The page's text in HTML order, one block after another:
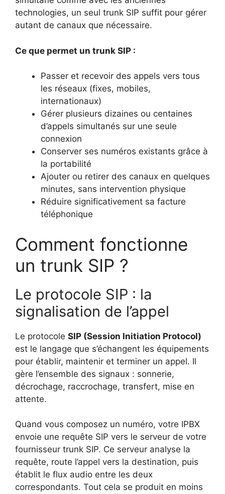
technologies, un seul trunk SIP suffit pour gérer
autant de canaux que nécessaire.
Ce que permet un trunk SIP :
Passer et recevoir des appels vers tous
les réseaux (fixes, mobiles,
internationaux)
Gérer plusieurs dizaines ou centaines
d’appels simultanés sur une seule
connexion
Conserver ses numéros existants grâce à
la portabilité
Ajouter ou retirer des canaux en quelques
minutes, sans intervention physique
Réduire significativement sa facture
téléphonique
Comment fonctionne
un trunk SIP ?
Le protocole SIP : la
signalisation de l’appel
Le protocole SIP (Session Initiation Protocol)
est le langage que s’échangent les équipements
pour établir, maintenir et terminer un appel. Il
gère l’ensemble des signaux : sonnerie,
décrochage, raccrochage, transfert, mise en
attente.
Quand vous composez un numéro, votre IPBX
envoie une requête SIP vers le serveur de votre
fournisseur trunk SIP. Ce serveur analyse la
requête, route l’appel vers la destination, puis
établit le flux audio entre les deux
correspondants. Tout cela se produit en moins